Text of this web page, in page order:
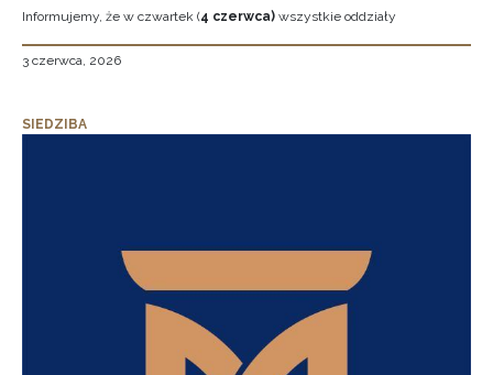
Informujemy, że w czwartek (4 czerwca) wszystkie oddziały
3 czerwca, 2026
SIEDZIBA